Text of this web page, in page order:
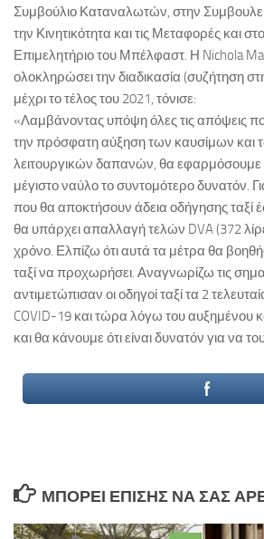
Συμβούλιο Καταναλωτών, στην
την Κινητικότητα και τις Μεταφορές και
Επιμελητήριο του Μπέλφαστ. Η Nichola
ολοκληρώσει την διαδικασία (συζήτηση
μέχρι το τέλος του 2021, τόνισε:
«Λαμβάνοντας υπόψη όλες τις απόψεις
την πρόσφατη αύξηση των καυσίμων και
λειτουργικών δαπανών, θα εφαρμόσουμε
μέγιστο ναύλο το συντομότερο δυνατόν.
που θα αποκτήσουν άδεια οδήγησης ταξί
θα υπάρχει απαλλαγή τελών DVA (372
χρόνο. Ελπίζω ότι αυτά τα μέτρα θα
ταξί να προχωρήσει. Αναγνωρίζω τις
αντιμετώπισαν οι οδηγοί ταξί τα 2
COVID-19 και τώρα λόγω του αυξημένου
και θα κάνουμε ότι είναι δυνατόν για να
ΜΠΟΡΕΊ ΕΠΊΣΗΣ ΝΑ ΣΑΣ